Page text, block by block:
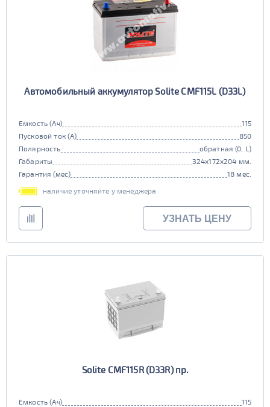
Автомобильный аккумулятор Solite CMF115L (D33L)
Емкость (Ач)
115
Пусковой ток (А)
850
Полярность
обратная (0, L)
Габариты
324x172x204 мм.
Гарантия (мес)
18 мес.
наличие уточняйте у менеджера
УЗНАТЬ ЦЕНУ
Solite CMF115R (D33R) пр.
Емкость (Ач)
115